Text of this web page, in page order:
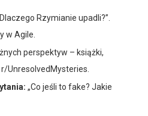
Rzymianie upadli?”.
w Agile.
perspektyw – książki,
UnresolvedMysteries.
„Co jeśli to fake? Jakie